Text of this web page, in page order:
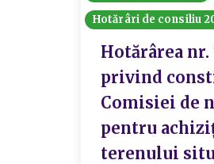
Hotărâri de consiliu
Hotărârea nr.
privind
Comisiei de
pentru
terenului